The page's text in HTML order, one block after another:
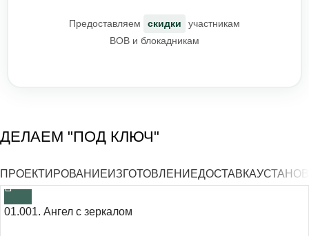
Предоставляем скидки
участникам
ВОВ и блокадникам
ДЕЛАЕМ "ПОД КЛЮЧ"
ПРОЕКТИРОВАНИЕИЗГОТОВЛЕНИЕДОСТАВКА
01.001. Ангел с зеркалом